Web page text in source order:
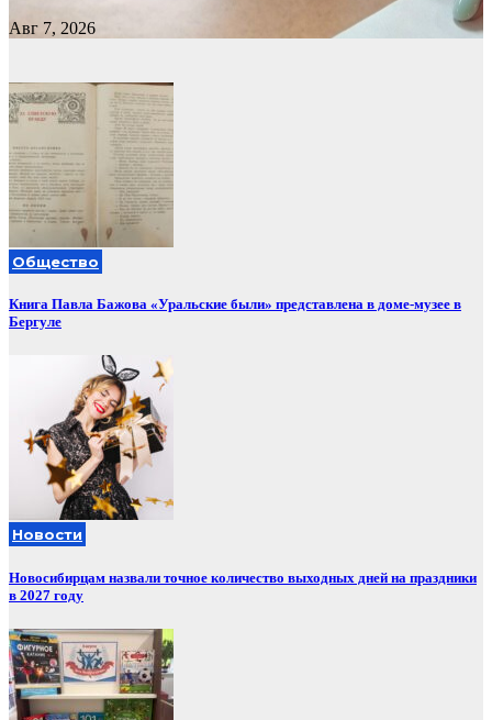
Авг 7, 2026
Общество
Книга Павла Бажова «Уральские были» представлена в доме-музее в
Бергуле
Новости
Новосибирцам назвали точное количество выходных дней на праздники
в 2027 году